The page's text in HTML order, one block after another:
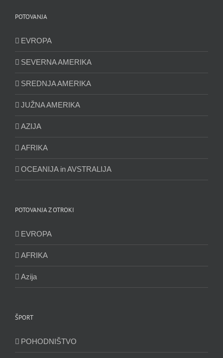
POTOVANJA
EVROPA
SEVERNA AMERIKA
SREDNJA AMERIKA
JUŽNA AMERIKA
AZIJA
AFRIKA
OCEANIJA in AVSTRALIJA
POTOVANJA Z OTROKI
EVROPA
AFRIKA
Azija
ŠPORT
POHODNIŠTVO